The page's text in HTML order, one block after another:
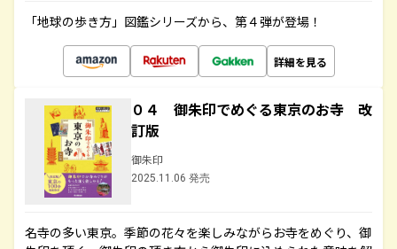
「地球の歩き方」図鑑シリーズから、第４弾が登場！
詳細を見る
０４ 御朱印でめぐる東京のお寺 改
訂版
御朱印
2025.11.06 発売
名寺の多い東京。季節の花々を楽しみながらお寺をめぐり、御